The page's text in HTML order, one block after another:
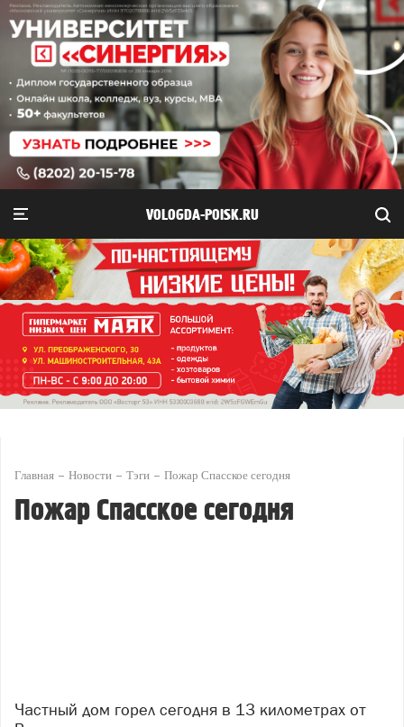
VOLOGDA-POISK.RU
Главная Новости Тэги Пожар Спасское сегодня
Пожар Спасское сегодня
Частный дом горел сегодня в 13 километрах от